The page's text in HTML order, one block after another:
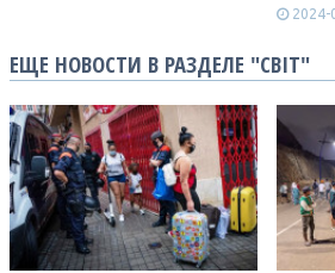
2024-
ЕЩЕ НОВОСТИ В РАЗДЕЛЕ "СВІТ"